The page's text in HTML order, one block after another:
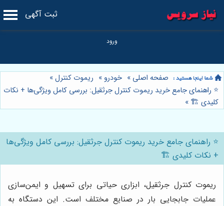
ثبت آگهی
صفحه اصلی » خودرو » ریموت کنترل»
⭐️ راهنمای جامع خرید ریموت کنترل جرثقیل: بررسی کامل ویژگی‌ها + نکات
کلیدی 🏗️ »
⭐️ راهنمای جامع خرید ریموت کنترل جرثقیل: بررسی کامل ویژگی‌ها
+ نکات کلیدی 🏗️
ریموت کنترل جرثقیل، ابزاری حیاتی برای تسهیل و ایمن‌سازی
عملیات جابجایی بار در صنایع مختلف است. این دستگاه به